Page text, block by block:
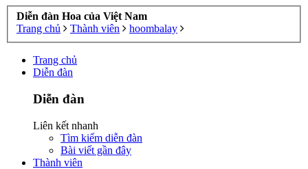
Diễn đàn Hoa của Việt Nam
Trang chủ
Thành viên hoombalay
Trang chủ
Diễn đàn
Diễn đàn
Liên kết nhanh
Tìm kiếm diễn đàn
Bài viết gần đây
Thành viên